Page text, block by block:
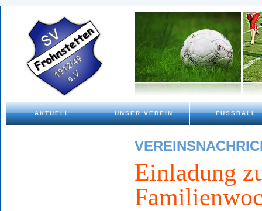
AKTUELL UNSER VEREIN FUSSBALL
Einladung